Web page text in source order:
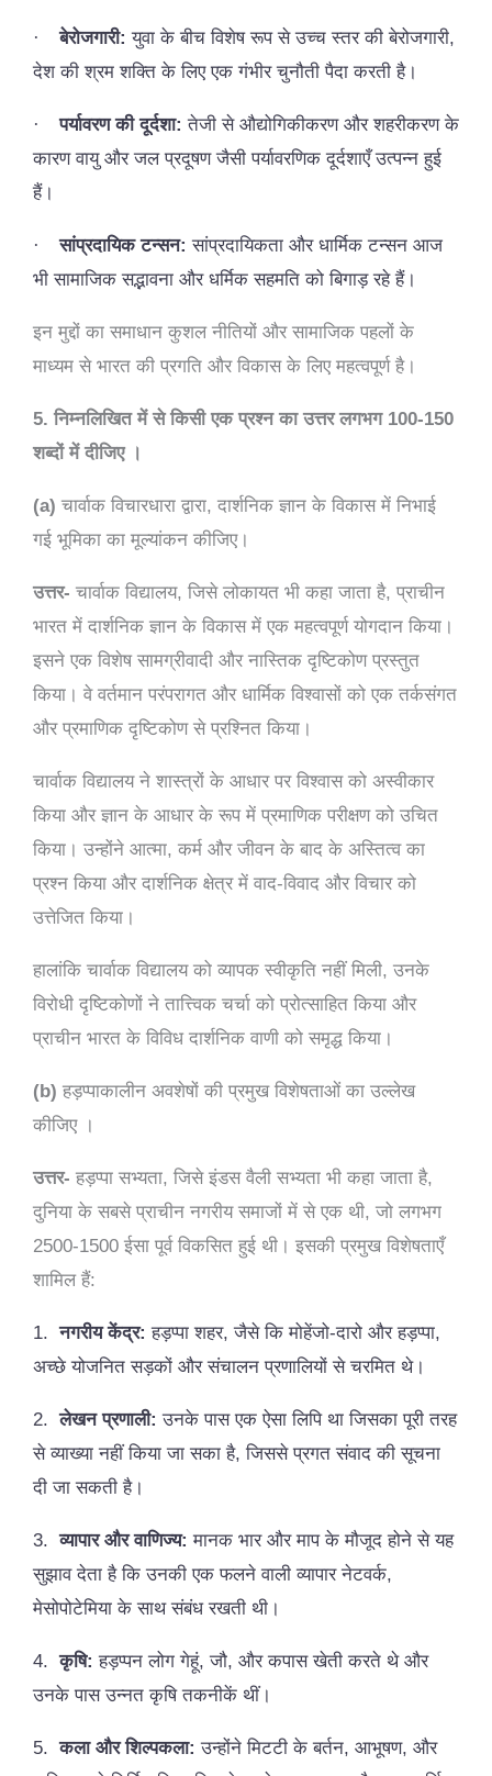
· बेरोजगारी: युवा के बीच विशेष रूप से उच्च स्तर की बेरोजगारी,
देश की श्रम शक्ति के लिए एक गंभीर चुनौती पैदा करती है।
· पर्यावरण की दूर्दशा: तेजी से औद्योगिकीकरण और शहरीकरण के
कारण वायु और जल प्रदूषण जैसी पर्यावरणिक दूर्दशाएँ उत्पन्न हुई
हैं।
· सांप्रदायिक टन्सन: सांप्रदायिकता और धार्मिक टन्सन आज
भी सामाजिक सद्भावना और धर्मिक सहमति को बिगाड़ रहे हैं।
इन मुद्दों का समाधान कुशल नीतियों और सामाजिक पहलों के
माध्यम से भारत की प्रगति और विकास के लिए महत्वपूर्ण है।
5. निम्नलिखित में से किसी एक प्रश्न का उत्तर लगभग 100-150
शब्दों में दीजिए ।
(a) चार्वाक विचारधारा द्वारा, दार्शनिक ज्ञान के विकास में निभाई
गई भूमिका का मूल्यांकन कीजिए।
उत्तर- चार्वाक विद्यालय, जिसे लोकायत भी कहा जाता है, प्राचीन
भारत में दार्शनिक ज्ञान के विकास में एक महत्वपूर्ण योगदान किया।
इसने एक विशेष सामग्रीवादी और नास्तिक दृष्टिकोण प्रस्तुत
किया। वे वर्तमान परंपरागत और धार्मिक विश्वासों को एक तर्कसंगत
और प्रमाणिक दृष्टिकोण से प्रश्नित किया।
चार्वाक विद्यालय ने शास्त्रों के आधार पर विश्वास को अस्वीकार
किया और ज्ञान के आधार के रूप में प्रमाणिक परीक्षण को उचित
किया। उन्होंने आत्मा, कर्म और जीवन के बाद के अस्तित्व का
प्रश्न किया और दार्शनिक क्षेत्र में वाद-विवाद और विचार को
उत्तेजित किया।
हालांकि चार्वाक विद्यालय को व्यापक स्वीकृति नहीं मिली, उनके
विरोधी दृष्टिकोणों ने तात्त्विक चर्चा को प्रोत्साहित किया और
प्राचीन भारत के विविध दार्शनिक वाणी को समृद्ध किया।
(b) हड़प्पाकालीन अवशेषों की प्रमुख विशेषताओं का उल्लेख
कीजिए ।
उत्तर- हड़प्पा सभ्यता, जिसे इंडस वैली सभ्यता भी कहा जाता है,
दुनिया के सबसे प्राचीन नगरीय समाजों में से एक थी, जो लगभग
2500-1500 ईसा पूर्व विकसित हुई थी। इसकी प्रमुख विशेषताएँ
शामिल हैं:
1. नगरीय केंद्र: हड़प्पा शहर, जैसे कि मोहेंजो-दारो और हड़प्पा,
अच्छे योजनित सड़कों और संचालन प्रणालियों से चरमित थे।
2. लेखन प्रणाली: उनके पास एक ऐसा लिपि था जिसका पूरी तरह
से व्याख्या नहीं किया जा सका है, जिससे प्रगत संवाद की सूचना
दी जा सकती है।
3. व्यापार और वाणिज्य: मानक भार और माप के मौजूद होने से यह
सुझाव देता है कि उनकी एक फलने वाली व्यापार नेटवर्क,
मेसोपोटेमिया के साथ संबंध रखती थी।
4. कृषि: हड़प्पन लोग गेहूं, जौ, और कपास खेती करते थे और
उनके पास उन्नत कृषि तकनीकें थीं।
5. कला और शिल्पकला: उन्होंने मिटटी के बर्तन, आभूषण, और